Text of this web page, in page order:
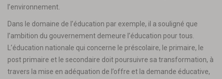
l’environnement.
Dans le domaine de l’éducation par exemple, il a souligné que
l’ambition du gouvernement demeure l’éducation pour tous.
L’éducation nationale qui concerne le préscolaire, le primaire, le
post primaire et le secondaire doit poursuivre sa transformation, à
travers la mise en adéquation de l’offre et la demande éducative,